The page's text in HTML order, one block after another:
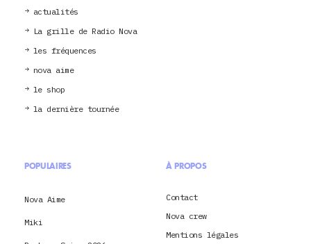
actualités
La grille de Radio Nova
les fréquences
nova aime
le shop
la dernière tournée
POPULAIRES
Nova Aime
Miki
À PROPOS
Contact
Nova crew
Mentions légales